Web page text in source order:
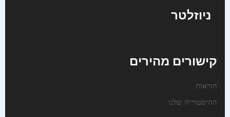
ניוזלטר
קישורים מהירים
הוראות
ההיסטוריה שלנו